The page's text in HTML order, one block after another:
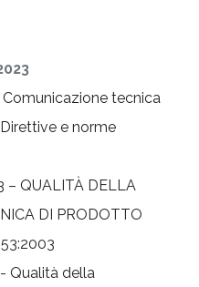
Comunicazione tecnica
Direttive e norme
Qualità della